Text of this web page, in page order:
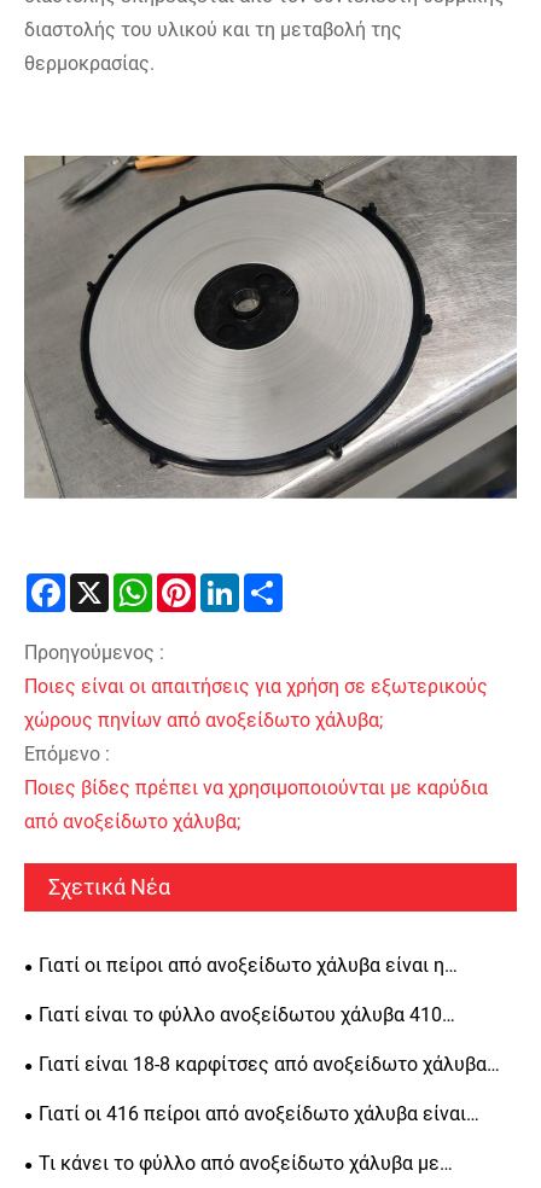
διαστολής του υλικού και τη μεταβολή της
θερμοκρασίας.
Facebook
X WhatsAppPinterestLinkedIn
Προηγούμενος :
Ποιες είναι οι απαιτήσεις για χρήση σε εξωτερικούς
χώρους πηνίων από ανοξείδωτο χάλυβα;
Επόμενο :
Ποιες βίδες πρέπει να χρησιμοποιούνται με καρύδια
από ανοξείδωτο χάλυβα;
Σχετικά Νέα
Γιατί οι πείροι από ανοξείδωτο χάλυβα είναι η
καλύτερη επιλογή για ευθυγράμμιση ακριβείας, δομική
Γιατί είναι το φύλλο ανοξείδωτου χάλυβα 410
κορυφαία επιλογή για βιομηχανικές εφαρμογές
Γιατί είναι 18-8 καρφίτσες από ανοξείδωτο χάλυβα
απαραίτητες για μηχανική ακριβείας
Γιατί οι 416 πείροι από ανοξείδωτο χάλυβα είναι
απαραίτητοι για μηχανική ακριβείας
Τι κάνει το φύλλο από ανοξείδωτο χάλυβα με